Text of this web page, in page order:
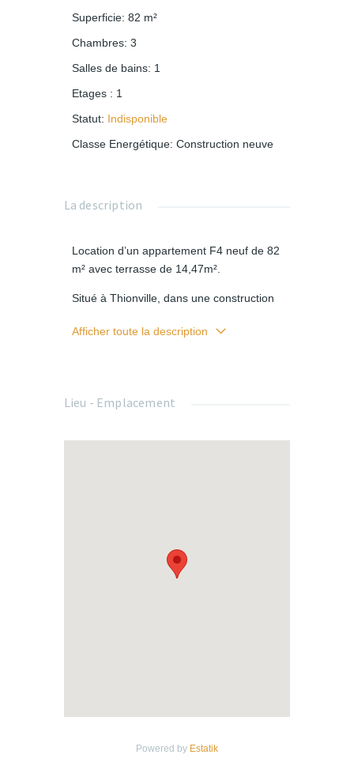
Superficie: 82 m²
Chambres: 3
Salles de bains: 1
Etages : 1
Statut: Indisponible
Classe Energétique: Construction neuve
La description
Location d’un appartement F4 neuf de 82
m² avec terrasse de 14,47m².
Situé à Thionville, dans une construction
avec grande douche et 2 vasques, WC
Disponible début août 2025.
Afficher toute la description
Lieu - Emplacement
Powered by Estatik